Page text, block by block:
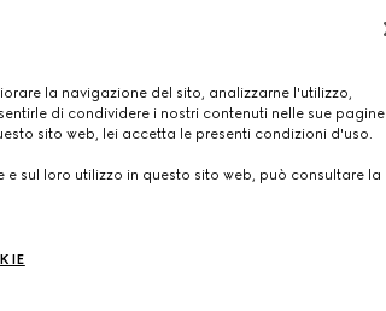
la navigazione del sito, analizzarne l'utilizzo,
di condividere i nostri contenuti nelle sue pagine
sito web, lei accetta le presenti condizioni d'uso.
sul loro utilizzo in questo sito web, può consultare la